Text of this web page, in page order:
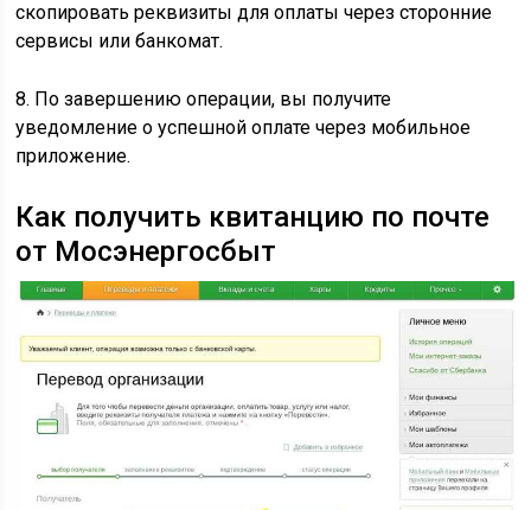
скопировать реквизиты для оплаты через сторонние
сервисы или банкомат.
8. По завершению операции, вы получите
уведомление о успешной оплате через мобильное
приложение.
Как получить квитанцию по почте
от Мосэнергосбыт